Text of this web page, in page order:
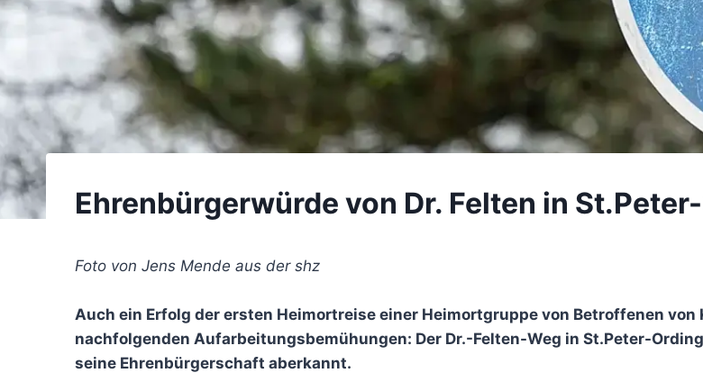
Ehrenbürgerwürde von Dr. Felten in
Foto von Jens Mende aus der shz
Auch ein Erfolg der ersten Heimortreise einer Heimortgruppe von Betroffenen
nachfolgenden Aufarbeitungsbemühungen: Der Dr.-Felten-Weg in St.Peter-
seine Ehrenbürgerschaft aberkannt.